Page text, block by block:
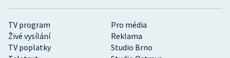
TV program
Pro média
Živé vysílání
Reklama
TV poplatky
Studio Brno